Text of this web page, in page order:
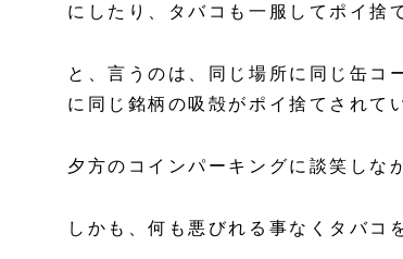
にしたり、タバコも一服してポイ捨
と、言うのは、同じ場所に同じ缶コ
に同じ銘柄の吸殻がポイ捨てされて
夕方のコインパーキングに談笑しな
しかも、何も悪びれる事なくタバコ